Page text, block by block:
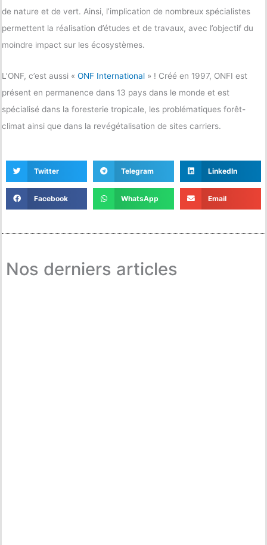
de nature et de vert. Ainsi, l’implication de nombreux spécialistes
permettent la réalisation d’études et de travaux, avec l’objectif du
moindre impact sur les écosystèmes.
L’ONF, c’est aussi « ONF International » ! Créé en 1997, ONFI est
présent en permanence dans 13 pays dans le monde et est
spécialisé dans la foresterie tropicale, les problématiques forêt-
climat ainsi que dans la revégétalisation de sites carriers.
Twitter Telegram LinkedIn
Facebook WhatsApp Email
Nos derniers articles